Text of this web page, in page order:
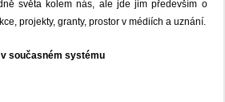
světa kolem nás, ale jde jim především o
projekty, granty, prostor v médiích a uznání.
současném systému